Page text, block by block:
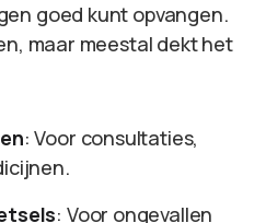
goed kunt opvangen.
maar meestal dekt het
: Voor consultaties,
: Voor ongevallen